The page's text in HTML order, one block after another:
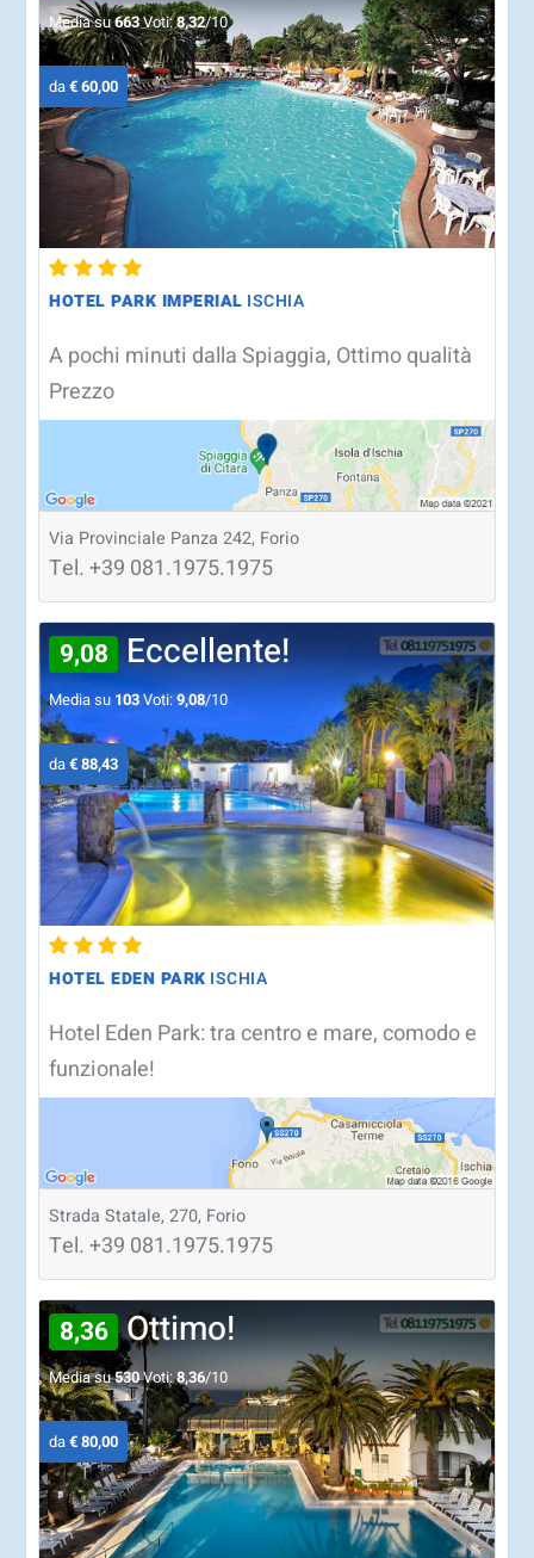
Media su663Voti:8,32/10
da€ 60,00
HOTEL PARK IMPERIAL ISCHIA
A pochi minuti dalla Spiaggia, Ottimo qualità
Prezzo
Via Provinciale Panza 242, Forio
Tel.+39 081.1975.1975
9,08 Eccellente!
Media su 103Voti:9,08/10
da€ 88,43
HOTEL EDEN PARK ISCHIA
Hotel Eden Park: tra centro e mare, comodo e
funzionale!
Strada Statale, 270, Forio
Tel.+39 081.1975.1975
8,36 Ottimo!
Media su530Voti:8,36/10
da€ 80,00